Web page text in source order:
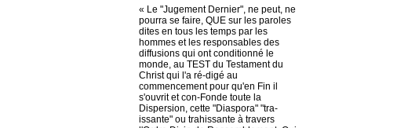
« Le "Jugement Dernier", ne peut, ne
pourra se faire, QUE sur les paroles
dites en tous les temps par les
hommes et les responsables des
diffusions qui ont conditionné le
monde, au TEST du Testament du
Christ qui l'a ré-digé au
commencement pour qu'en Fin il
s'ouvrit et con-Fonde toute la
Dispersion, cette "Diaspora" "tra-
issante" ou trahissante à travers